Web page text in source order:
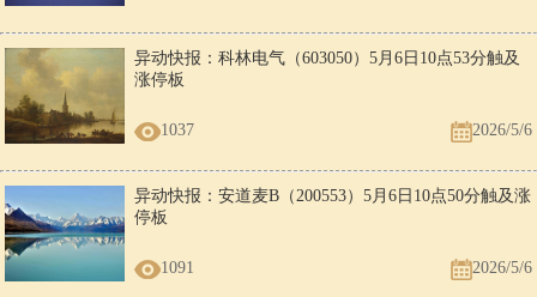
异动快报：科林电气（603050）5月6日10点53分触及
涨停板
1037 2026/5/6
异动快报：安道麦B（200553）5月6日10点50分触及涨
停板
1091 2026/5/6